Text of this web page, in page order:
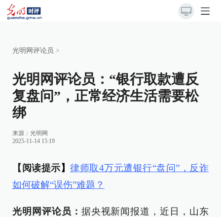
光明网评论员 >
光明网评论员：“银行取款遭反
复盘问”，正常经济生活需要松
绑
来源： 光明网
2025-11-14 15:19
【阅读提示】律师取4万元遭银行“盘问”，反诈
如何破解“误伤”难题？
光明网评论员： 据央视新闻报道，近日，山东